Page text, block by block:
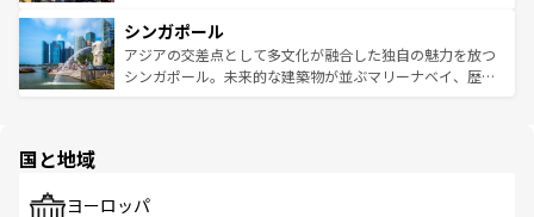
参照してほしい。
激する。気候は一年中温暖で、どの季節にも異なる楽しみ
が待っている。親しみやすいタイの人々、仏教を中心とし
た文化、そして多様な観光資源が、訪れる旅人を魅了し続
み、どこを訪れても感動するはず。観光スポットが密集し
ており、効率よく見どころを回れるのも魅力。息をのむよ
うな絶景から文化的な体験まで、香港を存分に楽しみ尽く
シンガポール
アジアの交差点として多文化が融合した独自の魅力を放つ
シンガポール。未来的な建築物が並ぶマリーナベイ、歴史
で、ホーカーズは地元の風情を楽しめる外せないスポット
国と地域
ヨーロッパ